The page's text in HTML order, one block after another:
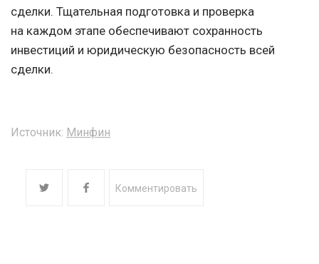
сделки. Тщательная подготовка и проверка
на каждом этапе обеспечивают сохранность
инвестиций и юридическую безопасность всей
сделки.
Источник: Минфин
Комментировать